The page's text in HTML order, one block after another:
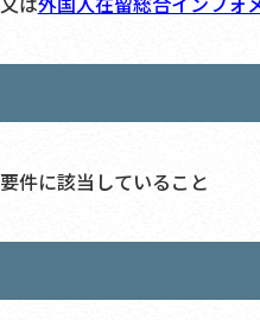
件に該当していること